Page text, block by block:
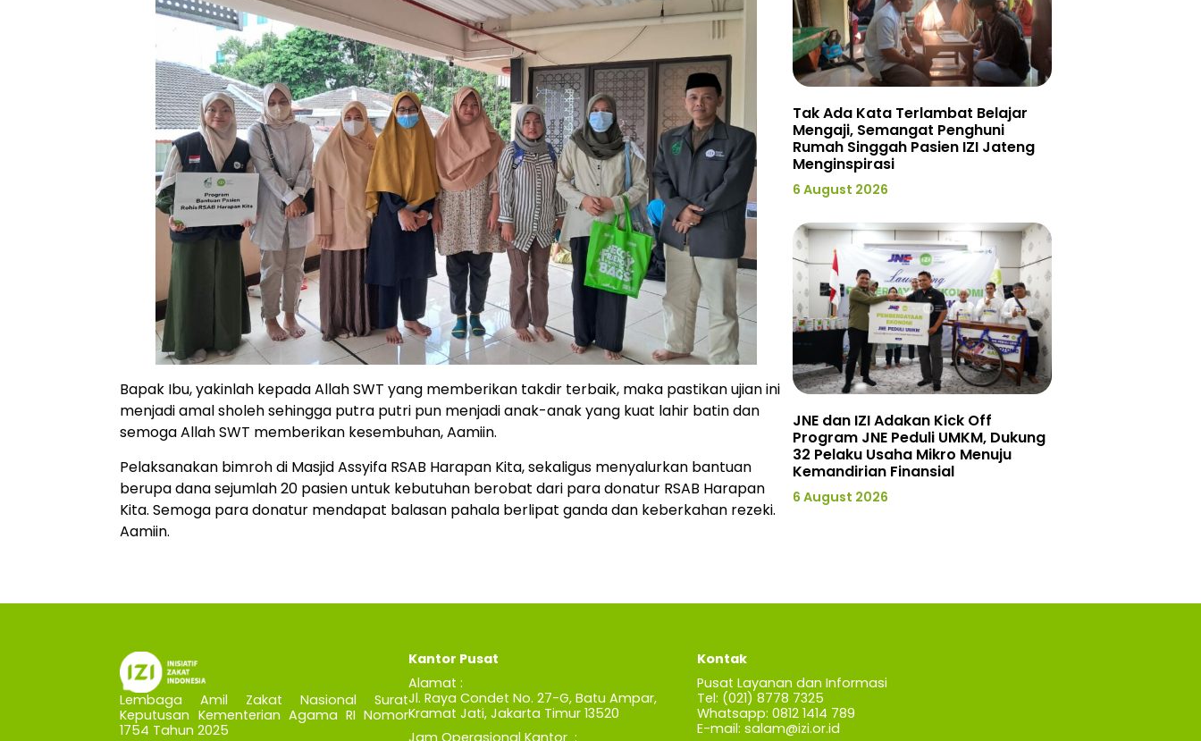
Bapak Ibu, yakinlah kepada Allah SWT yang memberikan takdir terbaik, maka pastikan ujian ini
menjadi amal sholeh sehingga putra putri pun menjadi anak-anak yang kuat lahir batin dan
semoga Allah SWT memberikan kesembuhan, Aamiin.
Pelaksanakan bimroh di Masjid Assyifa RSAB Harapan Kita, sekaligus menyalurkan bantuan
berupa dana sejumlah 20 pasien untuk kebutuhan berobat dari para donatur RSAB Harapan
Kita. Semoga para donatur mendapat balasan pahala berlipat ganda dan keberkahan rezeki.
Aamiin.
Tak Ada Kata Terlambat Belajar
Mengaji, Semangat Penghuni
Rumah Singgah Pasien IZI Jateng
Menginspirasi
6 August 2026
JNE dan IZI Adakan Kick Off
Program JNE Peduli UMKM, Dukung
32 Pelaku Usaha Mikro Menuju
Kemandirian Finansial
6 August 2026
Lembaga Amil Zakat Nasional Surat
Keputusan Kementerian Agama RI Nomor
1754 Tahun 2025
Kantor Pusat
Alamat :
Jl. Raya Condet No. 27-G, Batu Ampar,
Kramat Jati, Jakarta Timur 13520
Jam Operasional Kantor :
Kontak
Pusat Layanan dan Informasi
Tel: (021) 8778 7325
Whatsapp: 0812 1414 789
E-mail: salam@izi.or.id